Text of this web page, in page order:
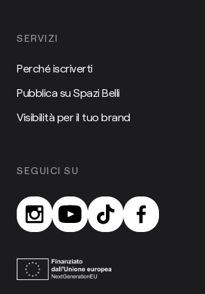
SERVIZI
Perché iscriverti
Pubblica su Spazi Belli
Visibilità per il tuo brand
SEGUICI SU